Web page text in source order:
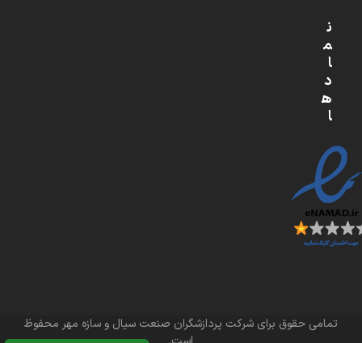
ن
م
ا
د
ه
ا
تمامی حقوق برای شرکت پردازشگران صنعت سیال و سازه مهر محفوظ